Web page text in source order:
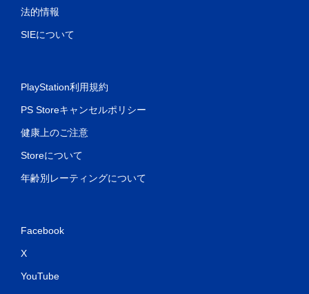
法的情報
SIEについて
PlayStation利用規約
PS Storeキャンセルポリシー
健康上のご注意
Storeについて
年齢別レーティングについて
Facebook
X
YouTube